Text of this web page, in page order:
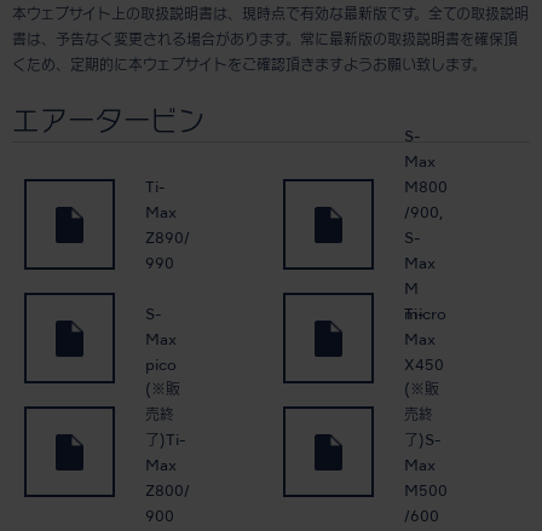
本ウェブサイト上の取扱説明書は、現時点で有効な最新版です。全ての取扱説明
書は、予告なく変更される場合があります。常に最新版の取扱説明書を確保頂
くため、定期的に本ウェブサイトをご確認頂きますようお願い致します。
エアータービン
Ti-
Max
Z890/
990
S-
Max
M800
/900,
S-
Max
M
micro
S-
Max
pico
Ti-
Max
X450
(※販
売終
了)Ti-
Max
Z800/
900
(※販
売終
了)S-
Max
M500
/600